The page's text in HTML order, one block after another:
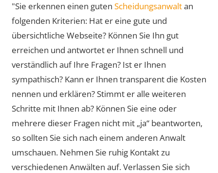
"Sie erkennen einen guten Scheidungsanwaltan
folgenden Kriterien: Hat er eine gute und
übersichtliche Webseite? Können Sie Ihn gut
erreichen und antwortet er Ihnen schnell und
verständlich auf Ihre Fragen? Ist er Ihnen
sympathisch? Kann er Ihnen transparent die Kosten
nennen und erklären? Stimmt er alle weiteren
Schritte mit Ihnen ab? Können Sie eine oder
mehrere dieser Fragen nicht mit „ja“ beantworten,
so sollten Sie sich nach einem anderen Anwalt
umschauen. Nehmen Sie ruhig Kontakt zu
verschiedenen Anwälten auf. Verlassen Sie sich